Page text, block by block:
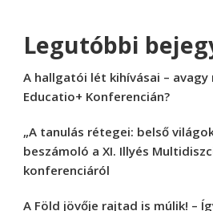
Legutóbbi
A hallgatói lét kihívásai –
Educatio+ Konferencián?
„A tanulás rétegei: belső
beszámoló a XI. Illyés
konferenciáról
A Föld jövője rajtad is múlik! –